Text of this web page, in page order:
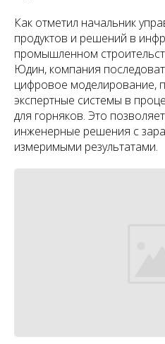
Как отметил начальник
продуктов и решений в
промышленном
Юдин, компания
цифровое моделирование,
экспертные системы в
для горняков. Это
инженерные решения с
измеримыми результатами.